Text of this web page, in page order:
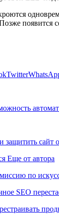
появится
Twitter
защитить сайт
Еще от автора
по
SEO